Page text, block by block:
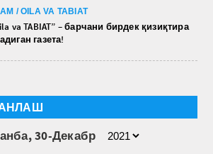
/ OILA VA TABIAT
va TABIAT” – барчани бирдек қизиқтира
газета!
30-Декабр